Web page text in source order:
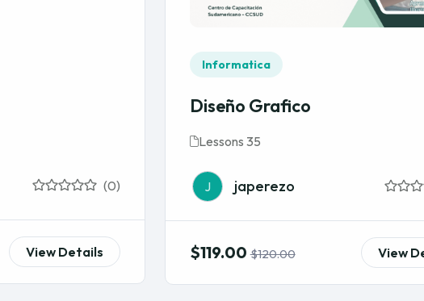
(0)
View Details
Informatica
Diseño Grafico
Lessons 35
J japerezo
$119.00 $120.00 View